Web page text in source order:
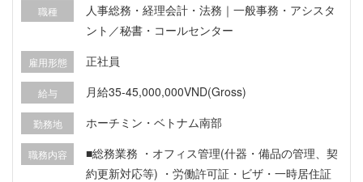
職種
人事総務・経理会計・法務｜一般事務・アシスタ
ント／秘書・コールセンター
雇用形態 正社員
給与 月給35-45,000,000VND(Gross)
勤務地 ホーチミン・ベトナム南部
職務内容
■総務業務 ・オフィス管理(什器・備品の管理、契
約更新対応等) ・労働許可証・ビザ・一時居住証